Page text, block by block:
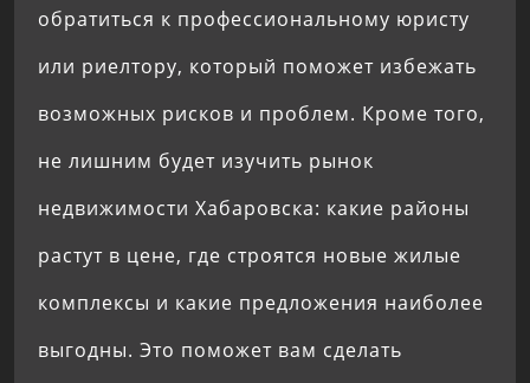
обратиться к профессиональному юристу
или риелтору, который поможет избежать
возможных рисков и проблем. Кроме того,
не лишним будет изучить рынок
недвижимости Хабаровска: какие районы
растут в цене, где строятся новые жилые
комплексы и какие предложения наиболее
выгодны. Это поможет вам сделать